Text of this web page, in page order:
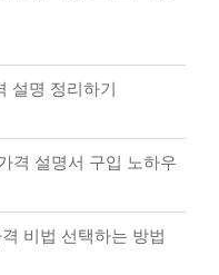
설명 정리하기
격 설명서 구입 노하우
비법 선택하는 방법